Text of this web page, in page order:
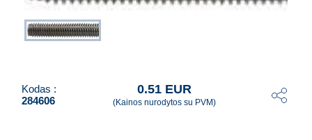
Kodas :
284606
0.51 EUR
(Kainos nurodytos su PVM)